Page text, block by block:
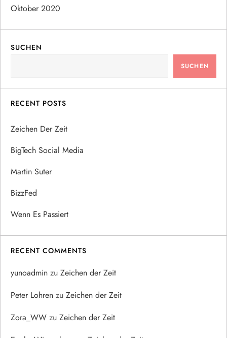
Oktober 2020
SUCHEN
SUCHEN
RECENT POSTS
Zeichen Der Zeit
BigTech Social Media
Martin Suter
BizzFed
Wenn Es Passiert
RECENT COMMENTS
yunoadmin zu Zeichen der Zeit
Peter Lohren zu Zeichen der Zeit
Zora_WW zu Zeichen der Zeit